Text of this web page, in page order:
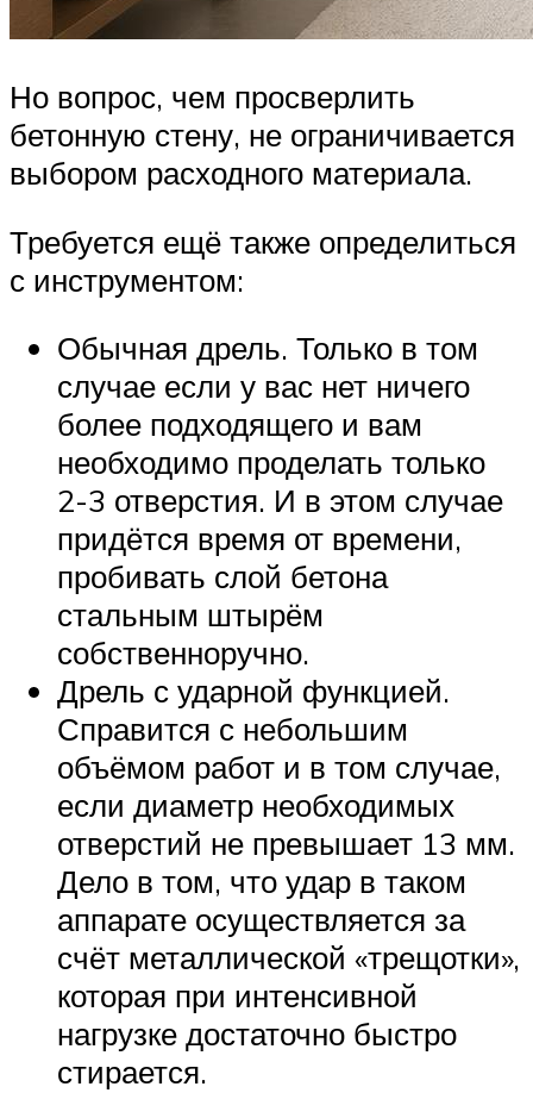
Но вопрос, чем просверлить
бетонную стену, не ограничивается
выбором расходного материала.
Требуется ещё также определиться
с инструментом:
Обычная дрель. Только в том
случае если у вас нет ничего
более подходящего и вам
необходимо проделать только
2-3 отверстия. И в этом случае
придётся время от времени,
пробивать слой бетона
стальным штырём
собственноручно.
Дрель с ударной функцией.
Справится с небольшим
объёмом работ и в том случае,
если диаметр необходимых
отверстий не превышает 13 мм.
Дело в том, что удар в таком
аппарате осуществляется за
счёт металлической «трещотки»,
которая при интенсивной
нагрузке достаточно быстро
стирается.